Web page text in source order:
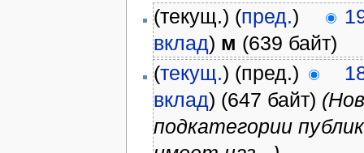
(текущ.) (пред.)
вклад) м (639 байт)
(текущ.) (пред.)
вклад) (647 байт)
подкатегории